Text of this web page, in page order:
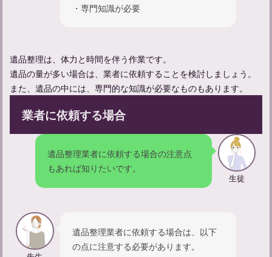
・専門知識が必要
遺品整理は、体力と時間を伴う作業です。
遺品の量が多い場合は、業者に依頼することを検討しましょう。
また、遺品の中には、専門的な知識が必要なものもあります。
業者に依頼する場合
遺品整理業者に依頼する場合の注意点
もあれば知りたいです。
生徒
遺品整理業者に依頼する場合は、以下
の点に注意する必要があります。